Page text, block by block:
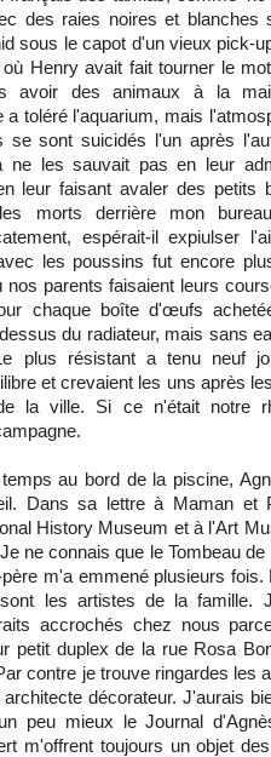
des raies noires et blanches
sous le capot d'un vieux pick-
Henry avait fait tourner le
avoir des animaux à la
a toléré l'aquarium, mais
se sont suicidés l'un après
ne les sauvait pas en leur
leur faisant avaler des petits
morts derrière mon
espérait-il expiulser
les poussins fut encore
nos parents faisaient leurs
chaque boîte d'œufs
du radiateur, mais sans
plus résistant a tenu neuf
et crevaient les uns après
la ville. Si ce n'était notre
au bord de la piscine,
Dans sa lettre à Maman et
History Museum et à l'Art
ne connais que le Tombeau
m'a emmené plusieurs
les artistes de la famille.
accrochés chez nous
petit duplex de la rue Rosa
contre je trouve ringardes les
décorateur. J'aurais
peu mieux le Journal
m'offrent toujours un objet